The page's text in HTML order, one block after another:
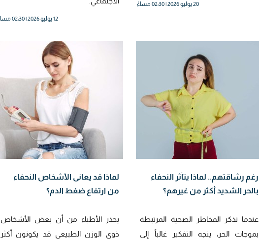
20 يوليو 2026 | 02:30 مساءً
12 يوليو 2026 | 02:30 مساءً
رغم رشاقتهم.. لماذا يتأثر النحفاء
بالحر الشديد أكثر من غيرهم؟
عندما تذكر المخاطر الصحية المرتبطة
بموجات الحر، يتجه التفكير غالباً إلى
لماذا قد يعانى الأشخاص النحفاء
من ارتفاع ضغط الدم؟
يحذر الأطباء من أن بعض الأشخاص
ذوي الوزن الطبيعي قد يكونون أكثر